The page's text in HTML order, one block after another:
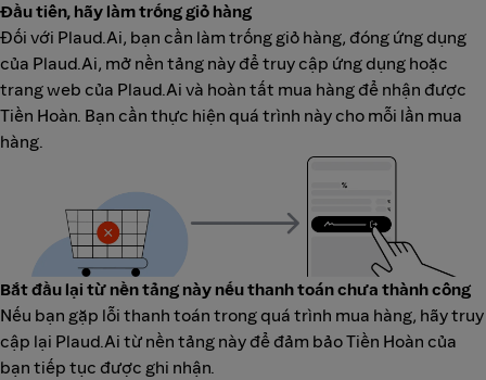
Đầu tiên, hãy làm trống giỏ hàng
Đối với Plaud.Ai, bạn cần làm trống giỏ hàng, đóng ứng dụng
của Plaud.Ai, mở nền tảng này để truy cập ứng dụng hoặc
trang web của Plaud.Ai và hoàn tất mua hàng để nhận được
Tiền Hoàn. Bạn cần thực hiện quá trình này cho mỗi lần mua
hàng.
Bắt đầu lại từ nền tảng này nếu thanh toán chưa thành công
Nếu bạn gặp lỗi thanh toán trong quá trình mua hàng, hãy truy
cập lại Plaud.Ai từ nền tảng này để đảm bảo Tiền Hoàn của
bạn tiếp tục được ghi nhận.